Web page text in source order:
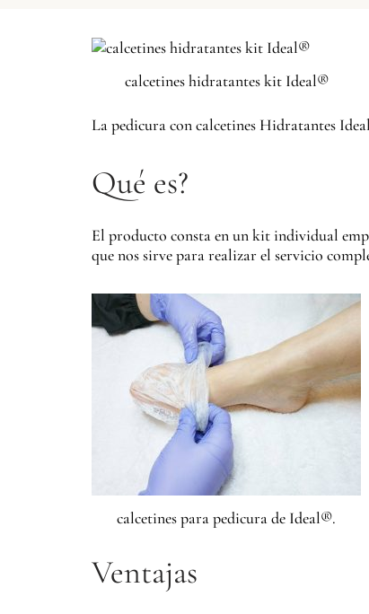
calcetines hidratantes kit Ideal®
La pedicura con calcetines Hidratantes
Qué es?
El producto consta en un kit individual
que nos sirve para realizar el servicio
calcetines para pedicura de Ideal®.
Ventajas